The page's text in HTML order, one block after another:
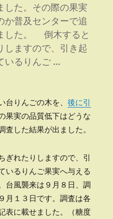
した。その際の果実
か普及センターで追
した。 倒木すると
しますので、引き起
いるりんご …
台りんごの木を、後に引
果実の品質低下はどうな
した結果が出ました。
ぎれたりしますので、引
いるりんご果実へ与える
台風襲来は９月８日、調
月１３日です。調査は各
表に載せました。（糖度